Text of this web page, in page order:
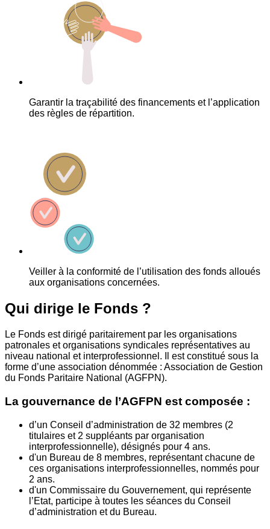
Garantir la traçabilité des financements et l’application
des règles de répartition.
Veiller à la conformité de l’utilisation des fonds alloués
aux organisations concernées.
Qui dirige le Fonds ?
Le Fonds est dirigé paritairement par les organisations
patronales et organisations syndicales représentatives au
niveau national et interprofessionnel. Il est constitué sous la
forme d’une association dénommée : Association de Gestion
du Fonds Paritaire National (AGFPN).
La gouvernance de l’AGFPN est composée :
d’un Conseil d’administration de 32 membres (2
titulaires et 2 suppléants par organisation
interprofessionnelle), désignés pour 4 ans.
d'un Bureau de 8 membres, représentant chacune de
ces organisations interprofessionnelles, nommés pour
2 ans.
d'un Commissaire du Gouvernement, qui représente
l’Etat, participe à toutes les séances du Conseil
d’administration et du Bureau.